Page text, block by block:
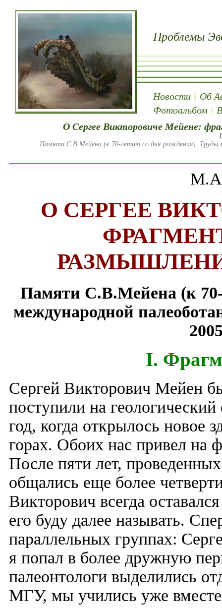
Проблемы
Новости
Об
Фотоальбом
О Сергее Викторовиче Мейене:
Памяти С.В.Мейена (к 70-летию со дня рождения). Труды
О СЕРГЕЕ
Памяти С.В.Мейена (к
международной
I.
Сергей Викторович Мейен
поступили на
год, когда открылось новое
горах. Обоих нас привел на
После пяти лет,
общались еще более
Викторович всегда
его буду далее называть.
параллельных группах:
я попал в более дружную
палеонтологи выделились
МГУ, мы учились уже